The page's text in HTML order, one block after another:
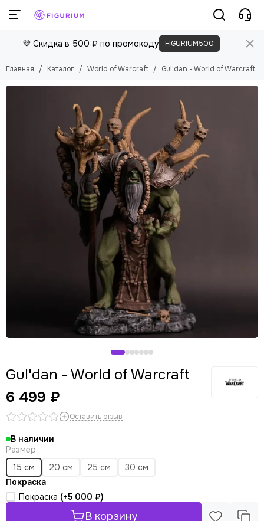
💜 Скидка в 500 ₽ по промокоду FIGURIUM500
Главная Каталог World of Warcraft Gul'dan - World of Warcraft
Gul'dan - World of Warcraft
6 499 ₽
Оставить отзыв
В наличии
Размер
15 см
20 см 25 см
30 см
Покраска
Покраска (+5 000 ₽)
В корзину